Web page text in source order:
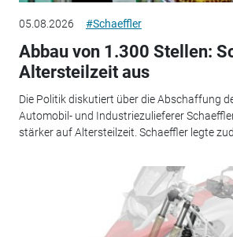
05.08.2026 #Schaeffler
Abbau von 1.300 Stellen:
Altersteilzeit aus
Die Politik diskutiert über die Abschaffung
Automobil- und Industriezulieferer
stärker auf Altersteilzeit. Schaeffler legte